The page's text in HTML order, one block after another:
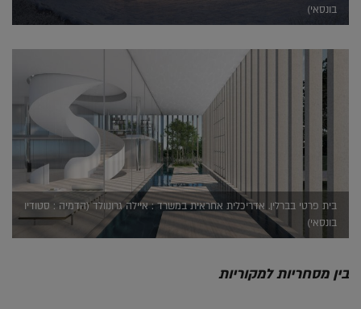
בונסאי)
בית פרטי בברלין. אדריכלית אחראית במשרד : איילה גרונוולד (הדמיה : סטודיו
בונסאי)
בין מסחריות למקוריות